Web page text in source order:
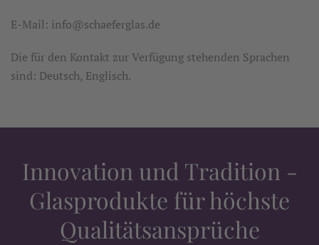
E-Mail: info@schaeferglas.de
Die für den Kontakt zur Verfügung stehenden Sprachen
sind: Deutsch, Englisch.
Innovation und Tradition -
Glasprodukte für höchste
Qualitätsansprüche